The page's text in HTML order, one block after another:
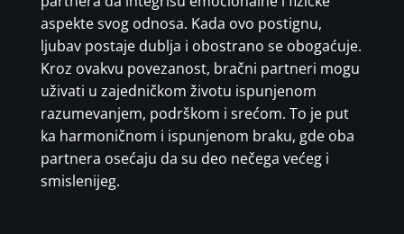
aspekte svog odnosa. Kada ovo postignu,
ljubav postaje dublja i obostrano se obogaćuje.
Kroz ovakvu povezanost, bračni partneri mogu
uživati u zajedničkom životu ispunjenom
razumevanjem, podrškom i srećom. To je put
ka harmoničnom i ispunjenom braku, gde oba
partnera osećaju da su deo nečega većeg i
smislenijeg.